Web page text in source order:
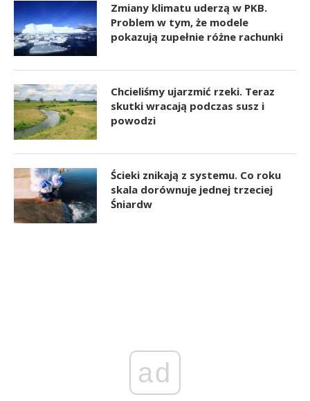
Zmiany klimatu uderzą w PKB.
Problem w tym, że modele
pokazują zupełnie różne rachunki
Chcieliśmy ujarzmić rzeki. Teraz
skutki wracają podczas susz i
powodzi
Ścieki znikają z systemu. Co roku
skala dorównuje jednej trzeciej
Śniardw
ad